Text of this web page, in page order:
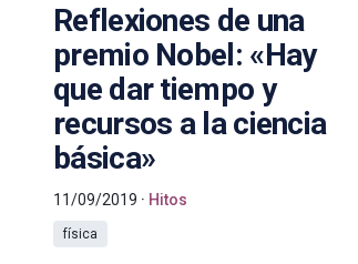
Reflexiones de una
premio Nobel: «Hay
que dar tiempo y
recursos a la ciencia
básica»
11/09/2019 Hitos
física